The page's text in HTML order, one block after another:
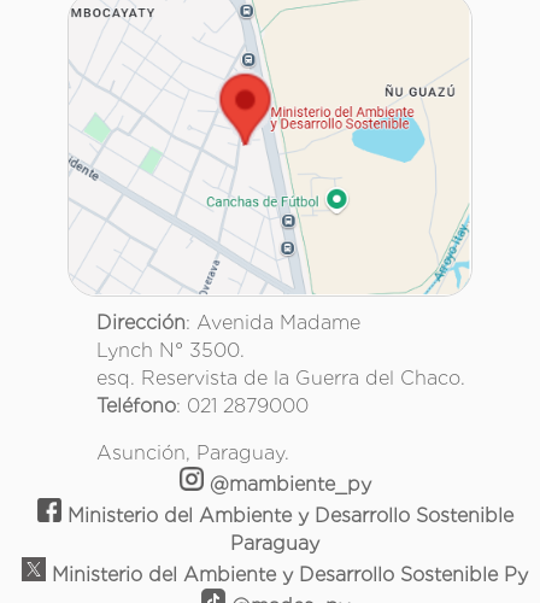
Dirección: Avenida Madame
Lynch N° 3500.
esq. Reservista de la Guerra del Chaco.
Teléfono: 021 2879000
Asunción, Paraguay.
@mambiente_py
Ministerio del Ambiente y Desarrollo Sostenible
Paraguay
Ministerio del Ambiente y Desarrollo Sostenible Py